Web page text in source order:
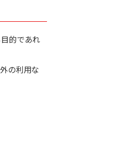
的であれ
の利用な